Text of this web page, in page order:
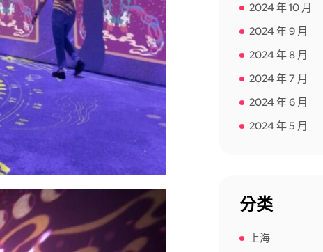
2024 年 10 月
2024 年 9 月
2024 年 8 月
2024 年 7 月
2024 年 6 月
2024 年 5 月
分类
上海